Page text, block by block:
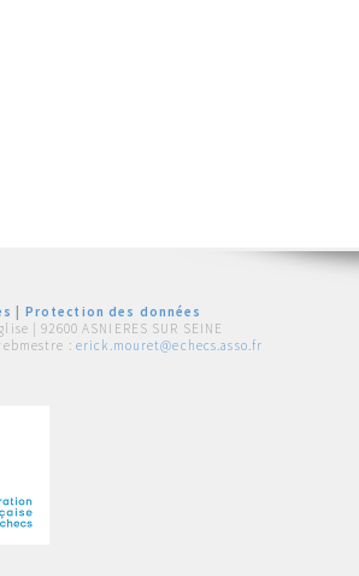
Protection des données
| 92600 ASNIERES SUR SEINE
: erick.mouret@echecs.asso.fr